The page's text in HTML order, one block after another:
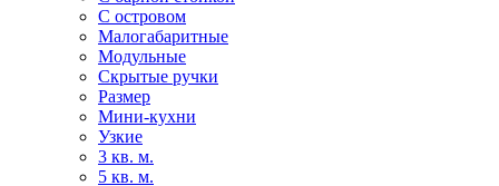
С островом
Малогабаритные
Модульные
Скрытые ручки
Размер
Мини-кухни
Узкие
3 кв. м.
5 кв. м.